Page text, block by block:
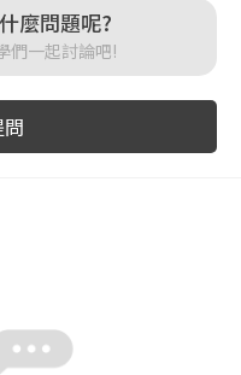
用者條款
麼問題呢?
們一起討論吧!